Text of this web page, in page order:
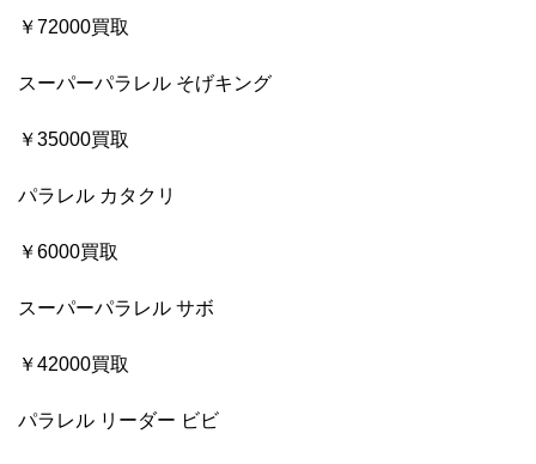
￥72000買取
スーパーパラレル そげキング
￥35000買取
パラレル カタクリ
￥6000買取
スーパーパラレル サボ
￥42000買取
パラレル リーダー ビビ